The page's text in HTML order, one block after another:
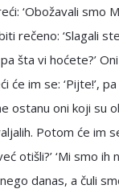
‘Obožavali smo
rečeno: ‘Slagali
šta vi hoćete?’
će im se: ‘Pijte!’,
ostanu oni koji su
Potom će im
otišli?’ ‘Mi smo ih
danas, a čuli